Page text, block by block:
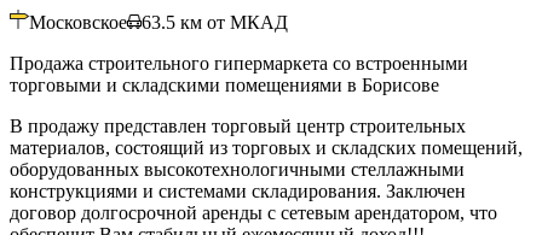
Московское 63.5 км от МКАД
Продажа строительного гипермаркета со встроенными
торговыми и складскими помещениями в Борисове
В продажу представлен торговый центр строительных
материалов, состоящий из торговых и складских помещений,
оборудованных высокотехнологичными стеллажными
конструкциями и системами складирования. Заключен
договор долгосрочной аренды с сетевым арендатором, что